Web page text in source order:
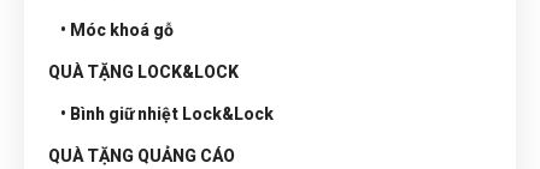
• Móc khoá gỗ
QUÀ TẶNG LOCK&LOCK
• Bình giữ nhiệt Lock&Lock
QUÀ TẶNG QUẢNG CÁO